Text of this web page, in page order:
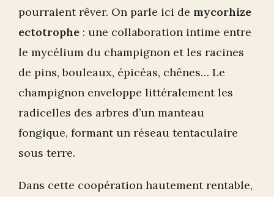
pourraient rêver. On parle ici de mycorhize
ectotrophe : une collaboration intime entre
le mycélium du champignon et les racines
de pins, bouleaux, épicéas, chênes… Le
champignon enveloppe littéralement les
radicelles des arbres d’un manteau
fongique, formant un réseau tentaculaire
sous terre.
Dans cette coopération hautement rentable,